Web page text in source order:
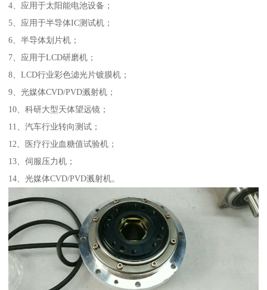
4、应用于太阳能电池设备；
5、应用于半导体IC测试机；
6、半导体划片机；
7、应用于LCD研磨机；
8、LCD行业彩色滤光片镀膜机；
9、光媒体CVD/PVD溅射机；
10、科研大型天体望远镜；
11、汽车行业转向测试；
12、医疗行业血糖值试验机；
13、伺服压力机；
14、光媒体CVD/PVD溅射机。